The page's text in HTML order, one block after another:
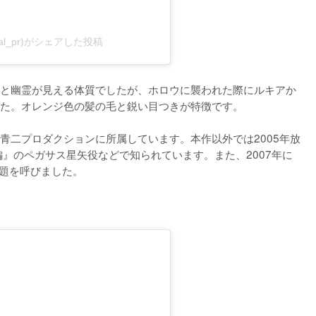
がシェアした投稿
幽霊が見える体質でしたが、ホロウに襲われた際にルキアか
オレンジ色の髪の毛と鋭い目つきが特徴です。
二プロダクションに所属しています。本作以外では2005年放
のペガサス星矢役などで知られています。また、2007年に
呼びました。